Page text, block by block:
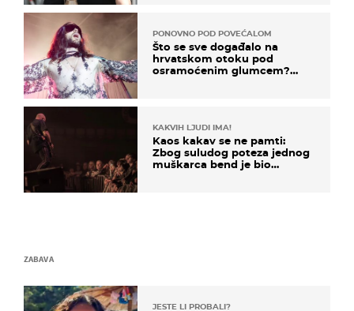
PONOVNO POD POVEĆALOM
Što se sve događalo na
hrvatskom otoku pod
osramoćenim glumcem?
KAKVIH LJUDI IMA!
Kaos kakav se ne pamti:
Zbog suludog poteza jednog
muškarca bend je bio
ZABAVA
JESTE LI PROBALI?